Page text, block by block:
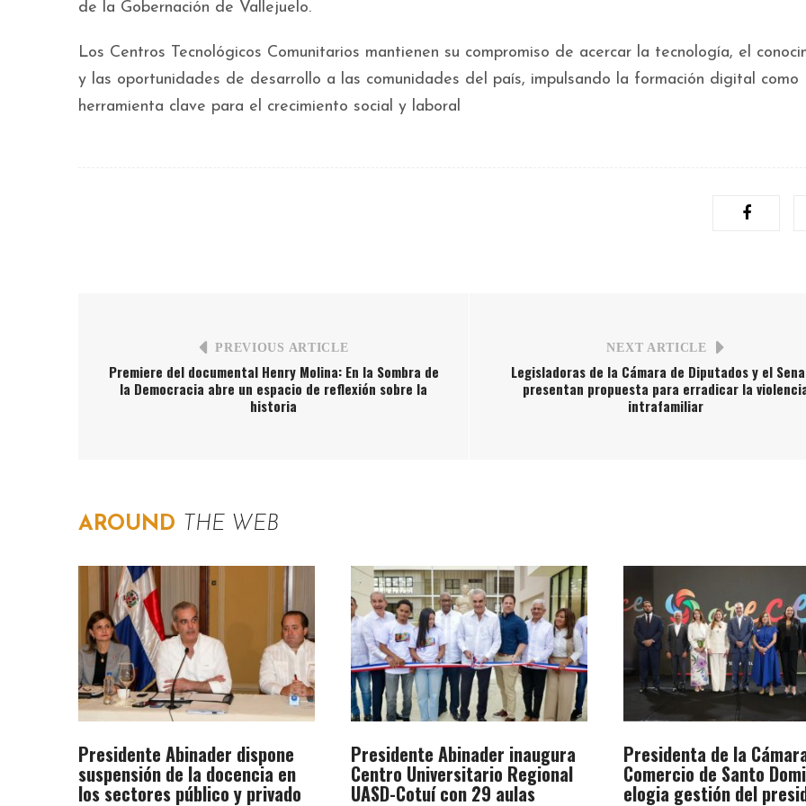
de la Gobernación de Vallejuelo.
Los Centros Tecnológicos Comunitarios mantienen su compromiso de acercar la tecnología, el
y las oportunidades de desarrollo a las comunidades del país, impulsando la formación digital como
herramienta clave para el crecimiento social y laboral
PREVIOUS ARTICLE
Premiere del documental Henry Molina: En la Sombra de
la Democracia abre un espacio de reflexión sobre la
historia
NEXT ARTICLE
Legisladoras de la Cámara de Diputados y el
presentan propuesta para erradicar la
intrafamiliar
AROUND THE WEB
Presidente Abinader dispone
suspensión de la docencia en
los sectores público y privado
Presidente Abinader inaugura
Centro Universitario Regional
UASD-Cotuí con 29 aulas
Presidenta de la
Comercio de Santo
elogia gestión del